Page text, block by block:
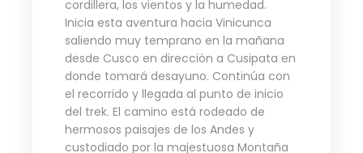
cordillera, los vientos y la humedad.
Inicia esta aventura hacia Vinicunca
saliendo muy temprano en la mañana
desde Cusco en dirección a Cusipata en
donde tomará desayuno. Continúa con
el recorrido y llegada al punto de inicio
del trek. El camino está rodeado de
hermosos paisajes de los Andes y
custodiado por la majestuosa Montaña